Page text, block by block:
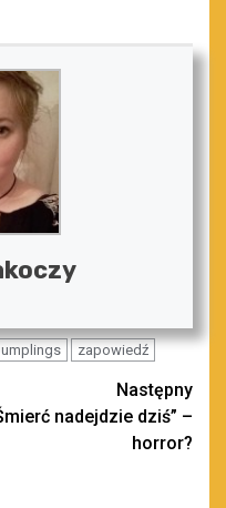
zapowiedź
Następny
nadejdzie dziś” –
horror?